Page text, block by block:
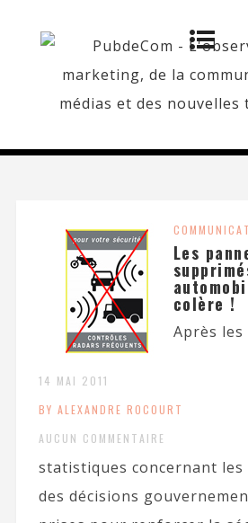
Les
colère !
14 MAI 2011
BY ALEXANDRE ROCOURT
AUCUN COMMENTAIRE
Après les
statistiques concernant
des décisions